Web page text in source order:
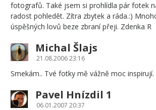
fotografů. Také jsem si prohlídla pár fotek
radost pohledět. Zítra zbytek a ráda.:)
úspěšných lovů beze zbraní přeji. Zdenka R
Michal Šlajs
21.08.2006 23:16
Smekám.. Tvé fotky mě vážně moc inspirují.
Pavel Hnízdil 1
06.01.2007 20:37